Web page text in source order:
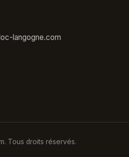
langogne.com
Tous droits réservés.